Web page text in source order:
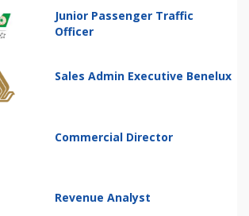
Junior Passenger Traffic
Officer
Sales Admin Executive Benelux
Commercial Director
Revenue Analyst